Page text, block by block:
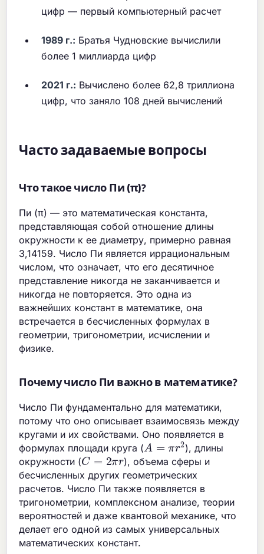
цифр — первый компьютерный расчет
1989 г.: Братья Чудновские вычислили
более 1 миллиарда цифр
2021 г.: Вычислено более 62,8 триллиона
цифр, что заняло 108 дней вычислений
Часто задаваемые вопросы
Что такое число Пи (π)?
Пи (π) — это математическая константа,
представляющая собой отношение длины
окружности к ее диаметру, примерно равная
3,14159. Число Пи является иррациональным
числом, что означает, что его десятичное
представление никогда не заканчивается и
никогда не повторяется. Это одна из
важнейших констант в математике, она
встречается в бесчисленных формулах в
геометрии, тригонометрии, исчислении и
физике.
Почему число Пи важно в математике?
Число Пи фундаментально для математики,
потому что оно описывает взаимосвязь между
кругами и их свойствами. Оно появляется в
формулах площади круга (A=πr2
), длины
окружности (C=2πr
), объема сферы и
бесчисленных других геометрических
расчетов. Число Пи также появляется в
тригонометрии, комплексном анализе, теории
вероятностей и даже квантовой механике, что
делает его одной из самых универсальных
математических констант.